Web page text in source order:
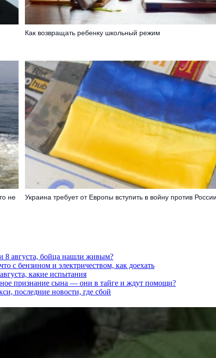
Как возвращать ребенку школьный режим
не
Украина требует от Европы вступить в войну против России
8 августа, бойца нашли живым?
с бензином и электричеством, как доехать
какие испытания
признание сына — они в тайге и ждут помощи?
последние новости, где сбой